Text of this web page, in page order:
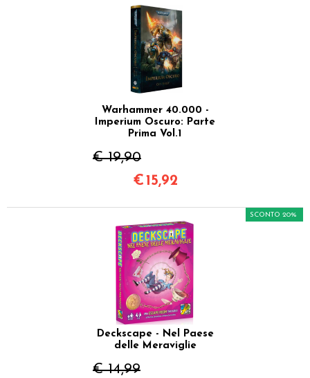
Warhammer 40.000 -
Imperium Oscuro: Parte
Prima Vol.1
€ 19,90
€ 15,92
Deckscape - Nel Paese
delle Meraviglie
€ 14,99
SCONTO 20%